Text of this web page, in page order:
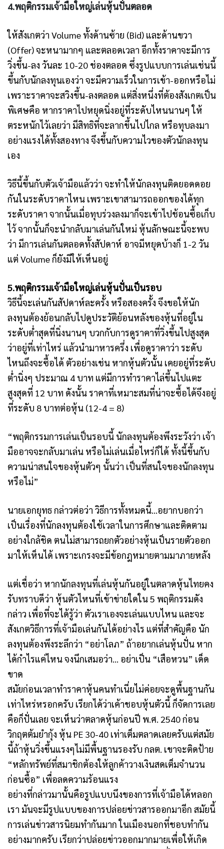
4.พฤติกรรมเจ้ามือใหญ่เล่นหุ้นปั่นตลอด
ให้สังเกตว่า Volume ทั้งด้านซ้าย (Bid) และด้านขวา
(Offer) จะหนามากๆ และตลอดเวลา อีกทั้งราคาจะมีการ
วิ่งขึ้น-ลง วันละ 10-20 ช่องตลอด ซึ่งรูปแบบการเล่นเช่นนี้
ขึ้นกับนักลงทุนเองว่า จะมีความเร็วในการเข้า-ออกหรือไม่
เพราะราคาจะสวิงขึ้น-ลงตลอด แต่สิ่งหนึ่งที่ต้องสังเกตเป็น
พิเศษคือ หากราคาไปหยุดนิ่งอยู่ที่ระดับไหนนานๆ ให้
ตระหนักไว้เลยว่า มีสิทธิที่จะลากขึ้นไปไกล หรือทุบลงมา
อย่างแรงได้ทั้งสองทาง จึงขึ้นกับความไวของตัวนักลงทุน
เอง
วิธีนี้ขึ้นกับตัวเจ้ามือแล้วว่า จะทำให้นักลงทุนติดยอดดอย
กันในระดับราคาไหน เพราะเขาสามารถออกของได้ทุก
ระดับราคา จากนั้นเมื่อทุบร่วงลงมาก็จะเข้าไปช้อนซื้อเก็บ
ไว้ จากนั้นก็จะนำกลับมาเล่นกันใหม่ หุ้นลักษณะนี้จะพบ
ว่า มีการเล่นกันตลอดทั้งสัปดาห์ อาจมีหยุดบ้างก็ 1-2 วัน
แต่ Volume ก็ยังมีให้เห็นอยู่
5.พฤติกรรมเจ้ามือใหญ่เล่นหุ้นปั่นเป็นรอบ
วิธีนี้จะเล่นกันสัปดาห์ละครั้ง หรือสองครั้ง จึงขอให้นัก
ลงทุนต้องย้อนกลับไปดูประวัติย้อนหลังของหุ้นที่อยู่ใน
ระดับต่ำสุดที่นิ่งนานๆ บวกกับการดูราคาที่วิ่งขึ้นไปสูงสุด
ว่าอยู่ที่เท่าไหร่ แล้วนำมาหารครึ่ง เพื่อดูราคาว่า ระดับ
ไหนถึงจะซื้อได้ ตัวอย่างเช่น หากหุ้นตัวนั้น เคยอยู่ที่ระดับ
ต่ำนิ่งๆ ประมาณ 4 บาท แต่มีการทำราคาไล่ขึ้นไปแตะ
สูงสุดที่ 12 บาท ดังนั้น ราคาที่เหมาะสมที่น่าจะซื้อได้จึงอยู่
ที่ระดับ 8 บาทต่อหุ้น (12-4 = 8)
“พฤติกรรมการเล่นเป็นรอบนี้ นักลงทุนต้องพึงระวังว่า เจ้า
มืออาจจะกลับมาเล่น หรือไม่เล่นเมื่อไหร่ก็ได้ ทั้งนี้ขึ้นกับ
ความน่าสนใจของหุ้นตัวๆ นั้นว่า เป็นที่สนใจของนักลงทุน
หรือไม่”
นายเอกยุทธ กล่าวต่อว่า วิธีการทั้งหมดนี้…อยากบอกว่า
เป็นเรื่องที่นักลงทุนต้องใช้เวลาในการศึกษาและติดตาม
อย่างใกล้ชิด ตนไม่สามารถยกตัวอย่างหุ้นเป็นรายตัวออก
มาให้เห็นได้ เพราะเกรงจะมีข้อกฎหมายตามมาภายหลัง
แต่เชื่อว่า หากนักลงทุนที่เล่นหุ้นกันอยู่ในตลาดหุ้นไทยคง
รับทราบดีว่า หุ้นตัวไหนที่เข้าข่ายใดใน 5 พฤติกรรมดัง
กล่าว เพื่อที่จะได้รู้ว่า ตัวเราเองจะเล่นแบบไหน และจะ
สังเกตวิธีการที่เจ้ามือเล่นกันได้อย่างไร แต่ที่สำคัญคือ นัก
ลงทุนต้องพึงระลึกว่า “อย่าโลภ” ถ้าอยากเล่นหุ้นปั่น หาก
ได้กำไรแค่ไหน จงนึกเสมอว่า… อย่าเป็น “เสือหวน” เด็ด
ขาด
สมัยก่อนเวลาทำราคาหุ้นคนทำเนี่ยไม่ค่อยจะดูพื้นฐานกัน
เท่าไหร่หรอกครับ เรียกได้ว่าเค้าชอบหุ้นตัวนี้ ก็จัดการเลย
คือก็ปั่นเลย จะเห็นว่าตลาดหุ้นก่อนปี พ.ศ. 2540 ก่อน
วิกฤตต้มยำกุ้ง หุ้น PE 30-40 เท่าเต็มตลาดเลยครับแต่สมัย
นี้ถ้าหุ้นวิ่งขึ้นแรงๆไม่มีพื้นฐานรองรับ กลต. เขาจะติดป้าย
“หลักทรัพย์ที่สมาชิกต้องให้ลูกค้าวางเงินสดเต็มจำนวน
ก่อนซื้อ” เพื่อลดความร้อนแรง
อย่างที่กล่าวมานั้นคือรูปแบบนึงของการที่เจ้ามือได้หลอก
เรา มันจะมีรูปแบบของการปล่อยข่าวสารออกมาอีก สมัยนี้
การเล่นข่าวสารนิยมทำกันมาก ในเมืองนอกที่ชอบทำกัน
อย่างมากครับ เรียกว่าปล่อยข่าวออกมากมายเพื่อให้เกิด